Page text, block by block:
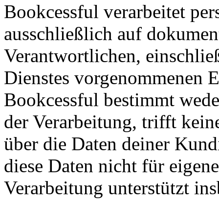
Bookcessful verarbeitet
ausschließlich auf
Verantwortlichen,
Dienstes vorgenommenen
Bookcessful bestimmt
der Verarbeitung, trifft
über die Daten deiner
diese Daten nicht für
Verarbeitung unterstützt